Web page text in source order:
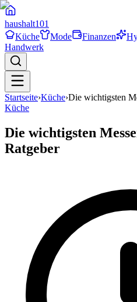
haushalt101
Küche
Mode Finanzen
Handwerk
Startseite›Küche›Die wichtigsten
Küche
Die wichtigsten
Ratgeber